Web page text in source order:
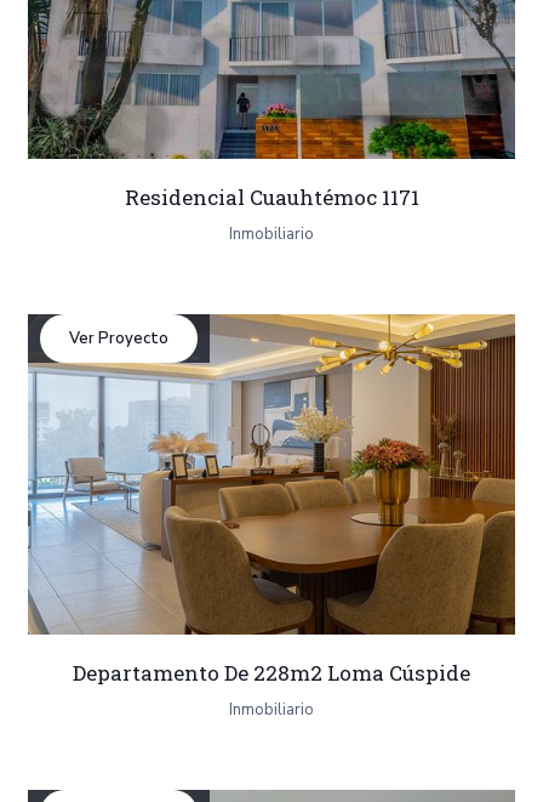
Residencial Cuauhtémoc 1171
Inmobiliario
Ver Proyecto
Departamento De 228m2 Loma Cúspide
Inmobiliario